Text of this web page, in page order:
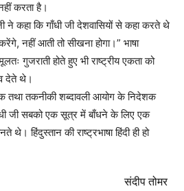
करता है।
ने कहा कि गाँधी जी देशवासियों से कहा करते थे
नहीं आती तो सीखना होगा।” भाषा
गुजराती होते हुए भी राष्ट्रीय एकता को
देते थे।
तथा तकनीकी शब्दावली आयोग के निदेशक
जी सबको एक सूत्र में बाँधने के लिए एक
थे। हिंदुस्तान की राष्ट्रभाषा हिंदी ही हो
संदीप तोमर